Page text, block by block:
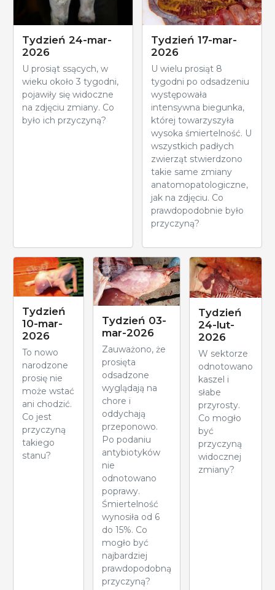
Tydzień 24-mar-
2026
U prosiąt ssących, w
wieku około 3 tygodni,
pojawiły się widoczne
na zdjęciu zmiany. Co
było ich przyczyną?
Tydzień 17-mar-
2026
U wielu prosiąt 8
tygodni po odsadzeniu
występowała
intensywna biegunka,
której towarzyszyła
wysoka śmiertelność. U
wszystkich padłych
zwierząt stwierdzono
takie same zmiany
anatomopatologiczne,
jak na zdjęciu. Co
prawdopodobnie było
przyczyną?
Tydzień
10-mar-
2026
To nowo
narodzone
prosię nie
może wstać
ani chodzić.
Co jest
przyczyną
takiego
stanu?
Tydzień 03-
mar-2026
Zauważono, że
prosięta
odsadzone
wyglądają na
chore i
oddychają
przeponowo.
Po podaniu
antybiotyków
nie
odnotowano
poprawy.
Śmiertelność
wynosiła od 6
do 15%. Co
mogło być
najbardziej
prawdopodobną
przyczyną?
Tydzień
24-lut-
2026
W sektorze
odnotowano
kaszel i
słabe
przyrosty.
Co mogło
być
przyczyną
widocznej
zmiany?